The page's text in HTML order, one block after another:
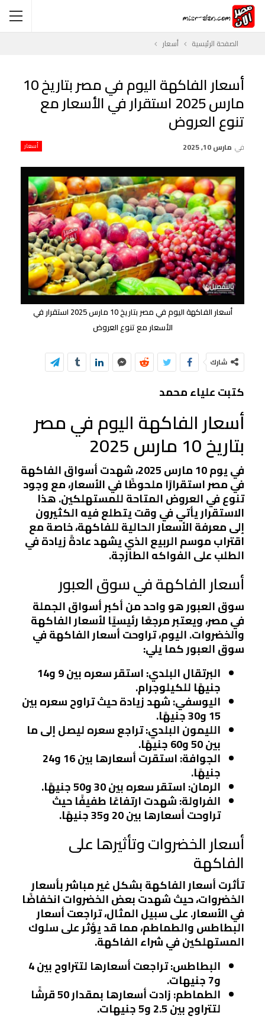
الصفحة الرئيسية أسعار
أسعار الفاكهة اليوم في مصر بتاريخ 10
مارس 2025 استقرار في الأسعار مع
تنوع العروض
أسعار في مارس 10, 2025
أسعار الفاكهة اليوم في مصر بتاريخ 10 مارس 2025 استقرار في
الأسعار مع تنوع العروض
شارك
كتبت علياء محمد
أسعار الفاكهة اليوم في مصر
بتاريخ 10 مارس 2025
في يوم 10 مارس 2025، شهدت أسواق الفاكهة
في مصر استقرارًا ملحوظًا في الأسعار، مع وجود
تنوع في العروض المتاحة للمستهلكين. هذا
الاستقرار يأتي في وقت يتطلع فيه الكثيرون
إلى معرفة الأسعار الحالية للفاكهة، خاصة مع
اقتراب موسم الربيع الذي يشهد عادةً زيادة في
الطلب على الفواكه الطازجة.
أسعار الفاكهة في سوق العبور
سوق العبور هو واحد من أكبر أسواق الجملة
في مصر، ويعتبر مرجعًا رئيسيًا لأسعار الفاكهة
والخضروات. اليوم، تراوحت أسعار الفاكهة في
سوق العبور كما يلي:
البرتقال البلدي
: استقر سعره بين 9 و14
جنيهًا للكيلوجرام.
اليوسفي: شهد زيادة حيث تراوح سعره بين
15 و30 جنيهًا.
الليمون البلدي: تراجع سعره ليصل إلى ما
بين 50 و60 جنيهًا.
الجوافة : استقرت أسعارها بين 16 و24
جنيهًا.
الرمان: استقر سعره بين 30 و50 جنيهًا.
الفراولة: شهدت ارتفاعًا طفيفًا حيث
تراوحت أسعارها بين 20 و35 جنيهًا.
أسعار الخضروات وتأثيرها على
الفاكهة
تأثرت أسعار الفاكهة بشكل غير مباشر بأسعار
الخضروات، حيث شهدت بعض الخضروات انخفاضًا
في الأسعار. على سبيل المثال، تراجعت أسعار
البطاطس والطماطم، مما قد يؤثر على سلوك
المستهلكين في شراء الفاكهة.
البطاطس
: تراجعت أسعارها لتتراوح بين 4
و7 جنيهات.
الطماطم : زادت أسعارها بمقدار 50 قرشًا
لتتراوح بين 2.5 و5 جنيهات.